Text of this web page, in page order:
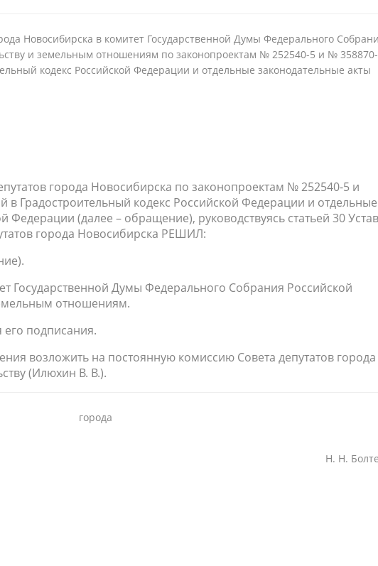
Новосибирска в комитет Государственной Думы Федерального
и земельным отношениям по законопроектам № 252540-5 и №
кодекс Российской Федерации и отдельные законодательные акты
города Новосибирска по законопроектам № 252540-5 и
Градостроительный кодекс Российской Федерации и отдельные
Федерации (далее – обращение), руководствуясь статьей 30
города Новосибирска РЕШИЛ:
Государственной Думы Федерального Собрания Российской
отношениям.
его подписания.
возложить на постоянную комиссию Совета депутатов города
(Илюхин В. В.).
города
Н. Н.